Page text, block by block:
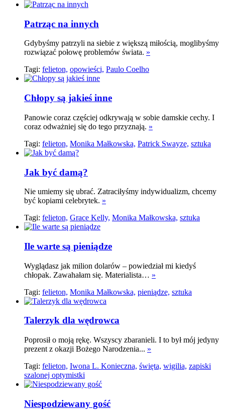
Patrząc na innych
Gdybyśmy patrzyli na siebie z większą miłością, moglibyśmy
rozwiązać połowę problemów świata. »
Tagi: felieton, opowieści, Paulo Coelho
Chłopy są jakieś inne
Panowie coraz częściej odkrywają w sobie damskie cechy. I
coraz odważniej się do tego przyznają. »
Tagi: felieton, Monika Małkowska, Patrick Swayze, sztuka
Jak być damą?
Nie umiemy się ubrać. Zatraciłyśmy indywidualizm, chcemy
być kopiami celebrytek. »
Tagi: felieton, Grace Kelly, Monika Małkowska, sztuka
Ile warte są pieniądze
Wyglądasz jak milion dolarów – powiedział mi kiedyś
chłopak. Zawahałam się. Materialista… »
Tagi: felieton, Monika Małkowska, pieniądze, sztuka
Talerzyk dla wędrowca
Poprosił o moją rękę. Wszyscy zbaranieli. I to był mój jedyny
prezent z okazji Bożego Narodzenia... »
Tagi: felieton, Iwona L. Konieczna, święta, wigilia, zapiski
szalonej optymistki
Niespodziewany gość